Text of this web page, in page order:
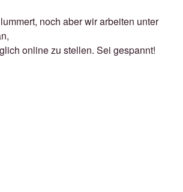
noch aber wir arbeiten unter
online zu stellen. Sei gespannt!